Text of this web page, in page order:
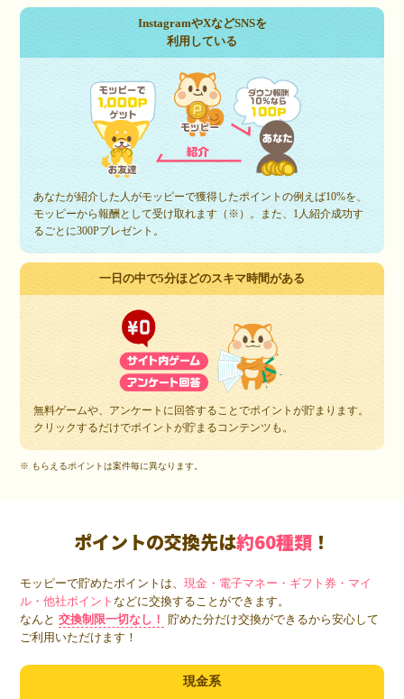
InstagramやXなどSNSを
利用している
あなたが紹介した人がモッピーで獲得したポイントの例えば10%を、
モッピーから報酬として受け取れます（※）。また、1人紹介成功す
るごとに300Pプレゼント。
一日の中で5分ほどのスキマ時間がある
無料ゲームや、アンケートに回答することでポイントが貯まります。
クリックするだけでポイントが貯まるコンテンツも。
※ もらえるポイントは案件毎に異なります。
ポイントの交換先は約60種類 ！
モッピーで貯めたポイントは、現金・電子マネー・ギフト券・マイ
ル・他社ポイントなどに交換することができます。
なんと 交換制限一切なし！
貯めた分だけ交換ができるから安心して
ご利用いただけます！
現金系